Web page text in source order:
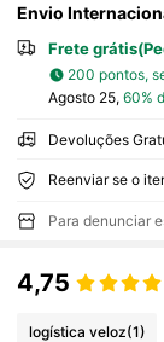
Envio
Frete
200 pontos,
Agosto 25, 60%
Devoluções
Para denunciar
4,75
logística veloz(1)